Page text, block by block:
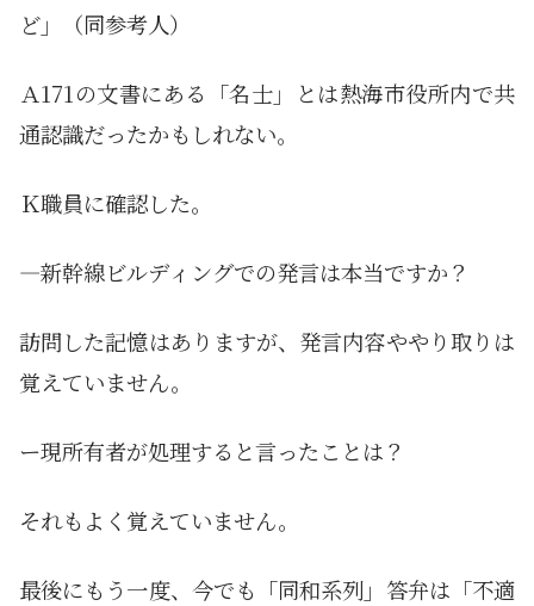
ど」（同参考人）
Ａ171の文書にある「名士」とは熱海市役所内で共
通認識だったかもしれない。
Ｋ職員に確認した。
―新幹線ビルディングでの発言は本当ですか？
訪問した記憶はありますが、発言内容ややり取りは
覚えていません。
ー現所有者が処理すると言ったことは？
それもよく覚えていません。
最後にもう一度、今でも「同和系列」答弁は「不適